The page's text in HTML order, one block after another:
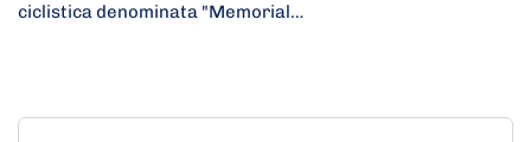
ciclistica denominata "Memorial…